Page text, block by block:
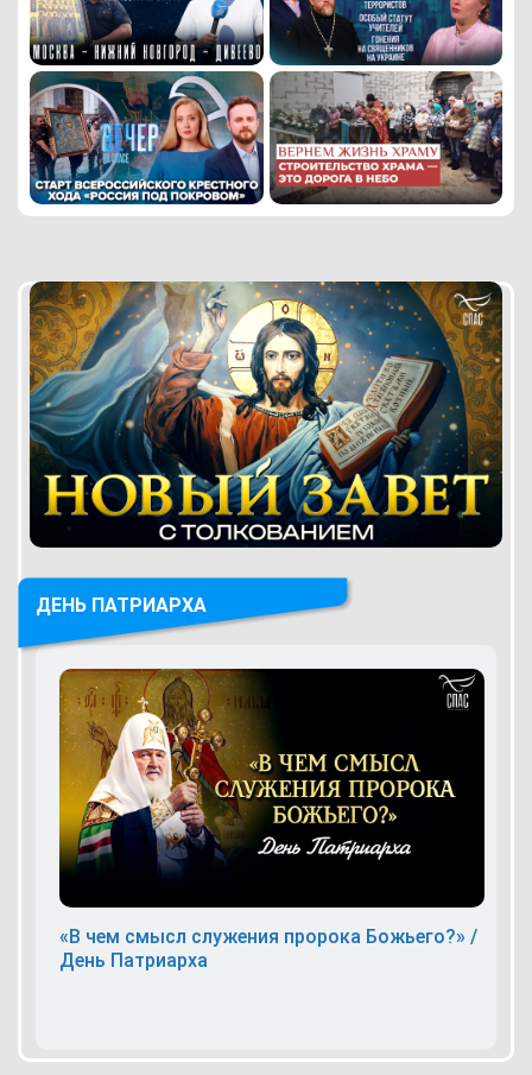
ДЕНЬ ПАТРИАРХА
«В чем смысл служения пророка Божьего?» /
День Патриарха